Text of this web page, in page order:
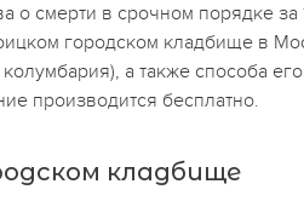
о смерти в срочном порядке за
городском кладбище в
а также способа
производится бесплатно.
кладбище